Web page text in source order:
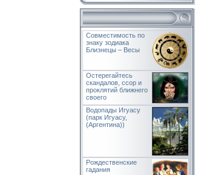
Совместимость по
знаку зодиака
Близнецы – Весы
Остерегайтесь
скандалов, ссор и
проклятий ближнего
своего
Водопады Игуасу
(парк Игуасу,
(Аргентина))
Рождественские
гадания